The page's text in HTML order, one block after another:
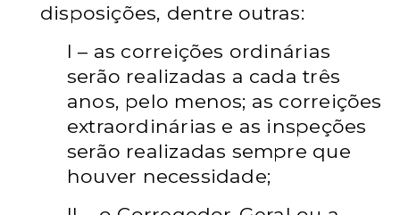
disposições, dentre outras:
I – as correições ordinárias
serão realizadas a cada três
anos, pelo menos; as correições
extraordinárias e as inspeções
serão realizadas sempre que
houver necessidade;